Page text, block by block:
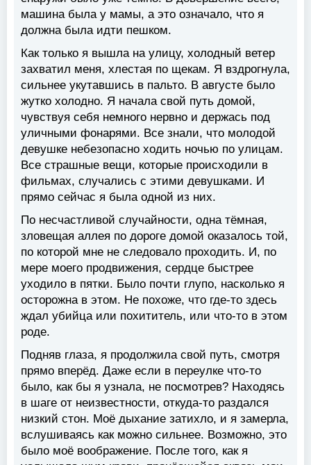
машина была у мамы, а это означало, что я
должна была идти пешком.
Как только я вышла на улицу, холодный ветер
захватил меня, хлестая по щекам. Я вздрогнула,
сильнее укутавшись в пальто. В августе было
жутко холодно. Я начала свой путь домой,
чувствуя себя немного нервно и держась под
уличными фонарями. Все знали, что молодой
девушке небезопасно ходить ночью по улицам.
Все страшные вещи, которые происходили в
фильмах, случались с этими девушками. И
прямо сейчас я была одной из них.
По несчастливой случайности, одна тёмная,
зловещая аллея по дороге домой оказалось той,
по которой мне не следовало проходить. И, по
мере моего продвижения, сердце быстрее
уходило в пятки. Было почти глупо, насколько я
осторожна в этом. Не похоже, что где-то здесь
ждал убийца или похититель, или что-то в этом
роде.
Подняв глаза, я продолжила свой путь, смотря
прямо вперёд. Даже если в переулке что-то
было, как бы я узнала, не посмотрев? Находясь
в шаге от неизвестности, откуда-то раздался
низкий стон. Моё дыхание затихло, и я замерла,
вслушиваясь как можно сильнее. Возможно, это
было моё воображение. После того, как я